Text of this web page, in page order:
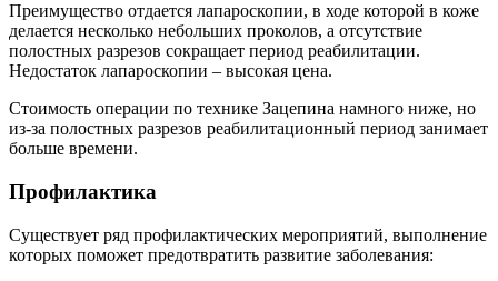
Преимущество отдается лапароскопии, в ходе которой в коже
делается несколько небольших проколов, а отсутствие
полостных разрезов сокращает период реабилитации.
Недостаток лапароскопии – высокая цена.
Стоимость операции по технике Зацепина намного ниже, но
из-за полостных разрезов реабилитационный период занимает
больше времени.
Профилактика
Существует ряд профилактических мероприятий, выполнение
которых поможет предотвратить развитие заболевания: